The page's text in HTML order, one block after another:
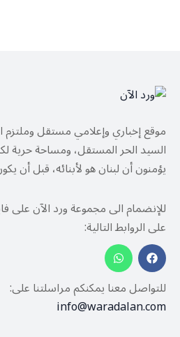
موقع إخباري وإعلامي مستقل وملتزم
السيد الحر المستقل، ومساحة حرية
يؤمنون أن لبنان هو لأبنائه، قبل
للإنضمام الى مجموعة ورد الآن
على الروابط التالية:
للتواصل معنا يمكنكم مراسلتنا على:
info@waradalan.com